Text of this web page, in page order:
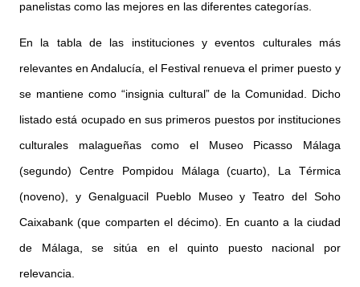
panelistas como las mejores en las diferentes categorías.
En la tabla de las instituciones y eventos culturales más
relevantes en Andalucía, el Festival renueva el primer puesto y
se mantiene como “insignia cultural” de la Comunidad. Dicho
listado está ocupado en sus primeros puestos por instituciones
culturales malagueñas como el Museo Picasso Málaga
(segundo) Centre Pompidou Málaga (cuarto), La Térmica
(noveno), y Genalguacil Pueblo Museo y Teatro del Soho
Caixabank (que comparten el décimo). En cuanto a la ciudad
de Málaga, se sitúa en el quinto puesto nacional por
relevancia.